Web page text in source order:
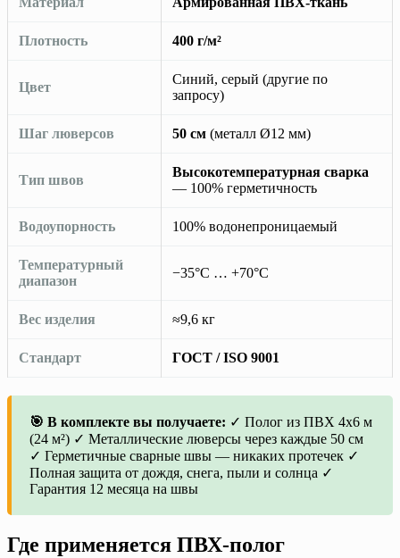
Плотность 400 г/м²
Цвет
Синий, серый (другие по
запросу)
Шаг люверсов 50 см (металл Ø12 мм)
Тип швов
Высокотемпературная сварка
— 100% герметичность
Водоупорность 100% водонепроницаемый
Температурный
диапазон
−35°C … +70°C
Вес изделия ≈9,6 кг
Стандарт ГОСТ / ISO 9001
🎯 В комплекте вы получаете: ✓ Полог из ПВХ 4х6 м
(24 м²) ✓ Металлические люверсы через каждые 50 см
✓ Герметичные сварные швы — никаких протечек ✓
Полная защита от дождя, снега, пыли и солнца ✓
Гарантия 12 месяца на швы
Где применяется ПВХ-полог